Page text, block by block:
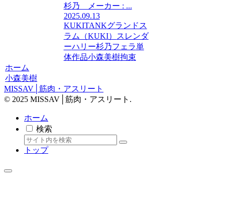
杉乃 メーカー : ...
2025.09.13
KUKITANKグランドス
ラム（KUKI）
スレンダ
ーハリー杉乃フェラ単
体作品小森美樹拘束
ホーム
小森美樹
MISSAV│筋肉・アスリート
© 2025 MISSAV│筋肉・アスリート.
ホーム
検索
トップ